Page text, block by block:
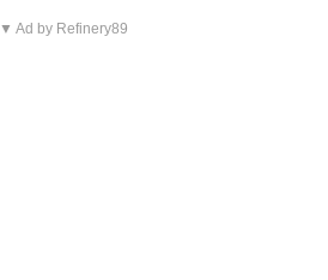
▼ Ad by Refinery89